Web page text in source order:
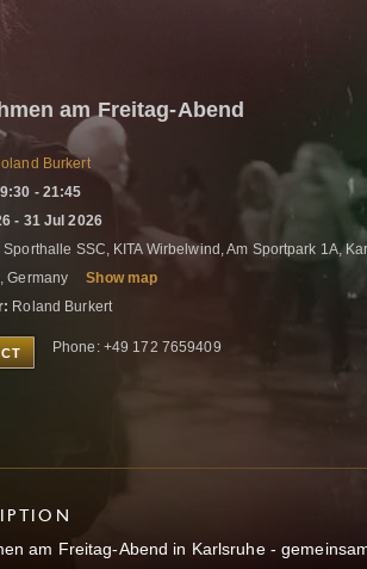
am Freitag-Abend
Burkert
- 21:45
- 31 Jul 2026
Sporthalle SSC, KITA Wirbelwind, Am Sportpark 1A,
Germany
Show map
Roland Burkert
Phone: +49 172 7659409
am Freitag-Abend in Karlsruhe -